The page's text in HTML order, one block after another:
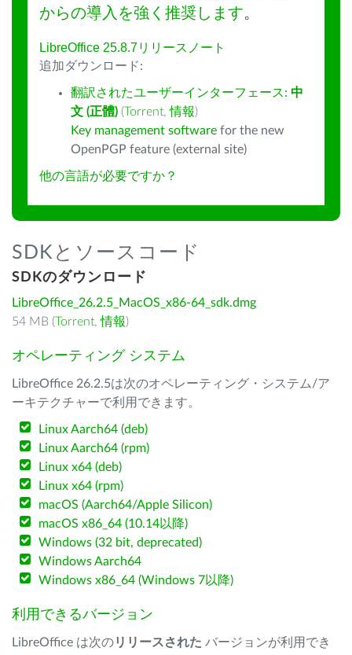
からの導入を強く推奨します。
LibreOffice 25.8.7リリースノート
追加ダウンロード:
翻訳されたユーザーインターフェース: 中
文 (正體) (Torrent,情報)
Key management software for the new
OpenPGP feature (external site)
他の言語が必要ですか？
SDKとソースコード
SDKのダウンロード
LibreOffice_26.2.5_MacOS_x86-64_sdk.dmg
54 MB (Torrent,情報)
オペレーティング システム
LibreOffice 26.2.5は次のオペレーティング・システム/ア
ーキテクチャーで利用できます。
Linux Aarch64 (deb)
Linux Aarch64 (rpm)
Linux x64 (deb)
Linux x64 (rpm)
macOS (Aarch64/Apple Silicon)
macOS x86_64 (10.14以降)
Windows (32 bit, deprecated)
Windows Aarch64
Windows x86_64 (Windows 7以降)
利用できるバージョン
LibreOffice は次のリリースされた バージョンが利用でき